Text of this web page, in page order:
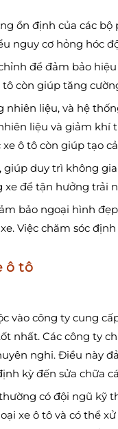
ổn định của các
nguy cơ hỏng hóc
để đảm bảo
còn giúp tăng
liệu, và hệ
liệu và giảm khí
ô tô còn giúp tạo
duy trì không
để tận hưởng trải
bảo ngoại hình
Việc chăm sóc
ô tô
vào công ty cung
nhất. Các công ty
nghi. Điều này
kỳ đến sửa chữa
có đội ngũ kỹ
xe ô tô và có thể